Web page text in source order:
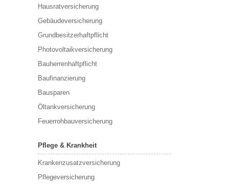
Hausratversicherung
Gebäudeversicherung
Grundbesitzerhaftpflicht
Photovoltaikversicherung
Bauherrenhaftpflicht
Baufinanzierung
Bausparen
Öltankversicherung
Feuerrohbauversicherung
Pflege & Krankheit
Krankenzusatzversicherung
Pflegeversicherung